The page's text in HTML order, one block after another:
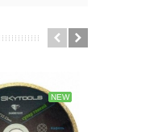
NEW